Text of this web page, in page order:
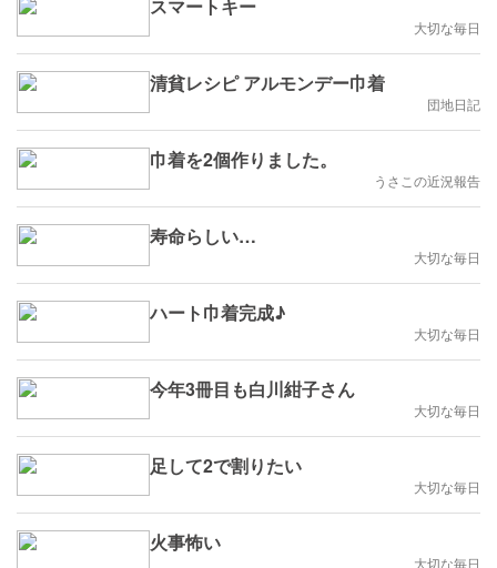
スマートキー
大切な毎日
清貧レシピ アルモンデー巾着
団地日記
巾着を2個作りました。
うさこの近況報告
寿命らしい…
大切な毎日
ハート巾着完成♪
大切な毎日
今年3冊目も白川紺子さん
大切な毎日
足して2で割りたい
大切な毎日
火事怖い
大切な毎日